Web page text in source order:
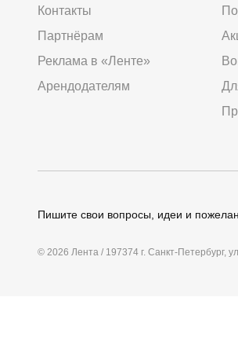
Контакты
Партнёрам
Реклама в «Ленте»
Арендодателям
Пишите свои вопросы, идеи и
© 2026 Лента / 197374 г. Санкт-